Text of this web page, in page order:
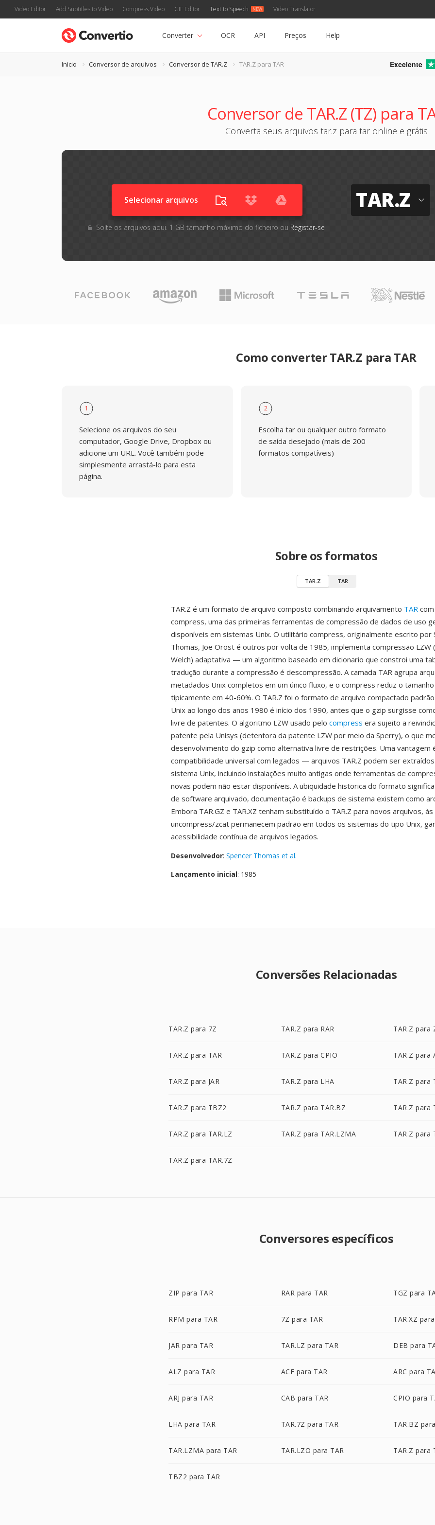
Video Editor Add Subtitles to Video Compress Video GIF Editor Text to Speech Video Translator
Converter OCR API Preços Help
Início Conversor de arquivos Conversor de TAR.Z TAR.Z para TAR Excelente
Conversor de TAR.Z (TZ) para
Converta seus arquivos tar.z para tar online e grátis
Selecionar arquivos
Solte os arquivos aqui. 1 GB tamanho máximo do ficheiro ou Registar-se
TAR.Z
Como converter TAR.Z para TAR
1
Selecione os arquivos do seu
computador, Google Drive, Dropbox ou
adicione um URL. Você também pode
simplesmente arrastá-lo para esta
página.
2
Escolha tar ou qualquer outro formato
de saída desejado (mais de 200
formatos compatíveis)
Sobre os formatos
TAR.Z TAR
TAR.Z é um formato de arquivo composto combinando arquivamento TAR
compress, uma das primeiras ferramentas de compressão de dados de uso
disponíveis em sistemas Unix. O utilitário compress, originalmente escrito por
Thomas, Joe Orost é outros por volta de 1985, implementa compressão LZW
Welch) adaptativa — um algoritmo baseado em dicionario que constroi uma
tradução durante a compressão é descompressão. A camada TAR agrupa
metadados Unix completos em um único fluxo, e o compress reduz o
tipicamente em 40-60%. O TAR.Z foi o formato de arquivo compactado
Unix ao longo dos anos 1980 é início dos 1990, antes que o gzip surgisse
livre de patentes. O algoritmo LZW usado pelo compress era sujeito a
patente pela Unisys (detentora da patente LZW por meio da Sperry), o que
desenvolvimento do gzip como alternativa livre de restrições. Uma vantagem
compatibilidade universal com legados — arquivos TAR.Z podem ser
sistema Unix, incluindo instalações muito antigas onde ferramentas de
novas podem não estar disponíveis. A ubiquidade historica do formato
de software arquivado, documentação é backups de sistema existem como
Embora TAR.GZ e TAR.XZ tenham substituído o TAR.Z para novos arquivos,
uncompress/zcat permanecem padrão em todos os sistemas do tipo Unix,
acessibilidade contínua de arquivos legados.
Desenvolvedor: Spencer Thomas et al.
Lançamento inicial: 1985
Conversões Relacionadas
TAR.Z para 7Z TAR.Z para RAR TAR.Z para
TAR.Z para TAR TAR.Z para CPIO TAR.Z para
TAR.Z para JAR TAR.Z para LHA TAR.Z para
TAR.Z para TBZ2 TAR.Z para TAR.BZ TAR.Z para
TAR.Z para TAR.LZ TAR.Z para TAR.LZMA TAR.Z para
TAR.Z para TAR.7Z
Conversores específicos
ZIP para TAR RAR para TAR TGZ para
RPM para TAR 7Z para TAR TAR.XZ
JAR para TAR TAR.LZ para TAR DEB para
ALZ para TAR ACE para TAR ARC para
ARJ para TAR CAB para TAR CPIO para
LHA para TAR TAR.7Z para TAR TAR.BZ
TAR.LZMA para TAR TAR.LZO para TAR TAR.Z para
TBZ2 para TAR